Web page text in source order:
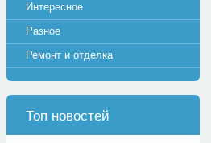
Интересное
Разное
Ремонт и отделка
Топ новостей